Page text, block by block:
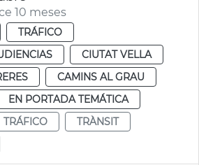
10 meses
TRÁFICO
CIUTAT VELLA
CAMINS AL GRAU
EN PORTADA TEMÁTICA
TRÁFICO
TRÀNSIT